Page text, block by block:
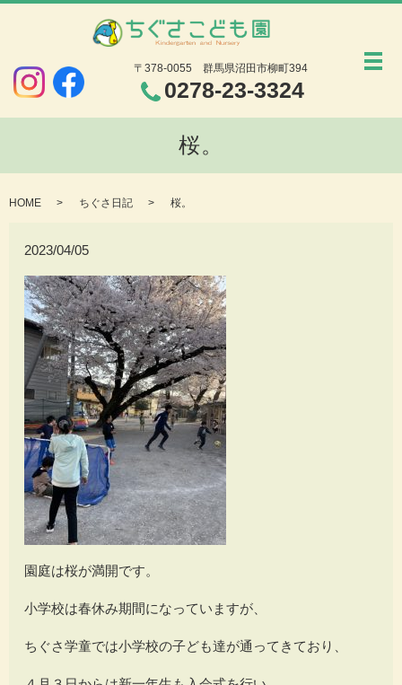
〒378-0055群馬県沼田市柳町394
0278-23-3324
メ
桜。
HOME ちぐさ日記 桜。
2023/04/05
園庭は桜が満開です。
小学校は春休み期間になっていますが、
ちぐさ学童では小学校の子ども達が通ってきており、